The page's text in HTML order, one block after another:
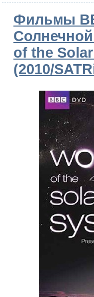
Фильмы
of the
(2010/